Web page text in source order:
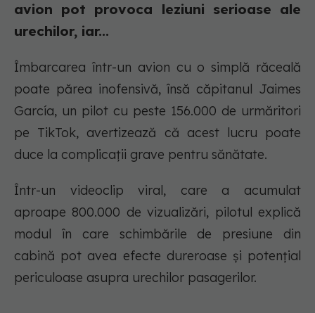
avion pot provoca leziuni serioase ale
urechilor, iar...
Îmbarcarea într-un avion cu o simplă răceală
poate părea inofensivă, însă căpitanul Jaimes
García, un pilot cu peste 156.000 de urmăritori
pe TikTok, avertizează că acest lucru poate
duce la complicații grave pentru sănătate.
Într-un videoclip viral, care a acumulat
aproape 800.000 de vizualizări, pilotul explică
modul în care schimbările de presiune din
cabină pot avea efecte dureroase și potențial
periculoase asupra urechilor pasagerilor.